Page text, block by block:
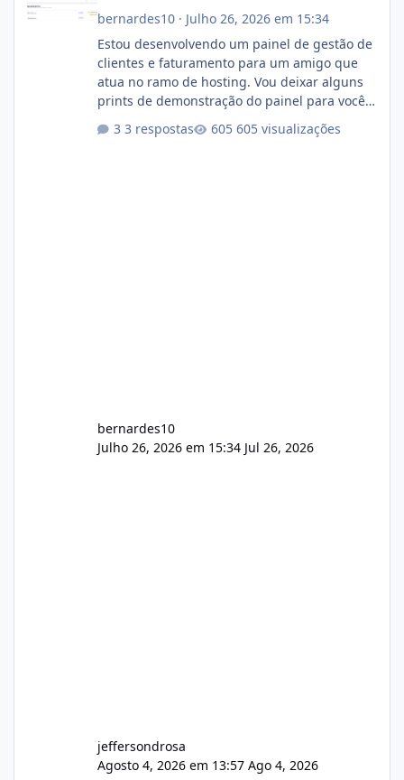
bernardes10· Julho 26, 2026 em 15:34
Estou desenvolvendo um painel de gestão de
clientes e faturamento para um amigo que
atua no ramo de hosting. Vou deixar alguns
prints de demonstração do painel para vocês
com cerca de 80% concluído e conta com
3 respostas 605 visualizações
bernardes10
Julho 26, 2026 em 15:34 Jul 26, 2026
jeffersondrosa
Agosto 4, 2026 em 13:57 Ago 4, 2026